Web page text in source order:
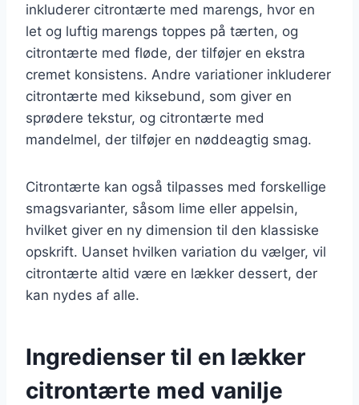
inkluderer citrontærte med marengs, hvor en
let og luftig marengs toppes på tærten, og
citrontærte med fløde, der tilføjer en ekstra
cremet konsistens. Andre variationer inkluderer
citrontærte med kiksebund, som giver en
sprødere tekstur, og citrontærte med
mandelmel, der tilføjer en nøddeagtig smag.
Citrontærte kan også tilpasses med forskellige
smagsvarianter, såsom lime eller appelsin,
hvilket giver en ny dimension til den klassiske
opskrift. Uanset hvilken variation du vælger, vil
citrontærte altid være en lækker dessert, der
kan nydes af alle.
Ingredienser til en lækker
citrontærte med vanilje